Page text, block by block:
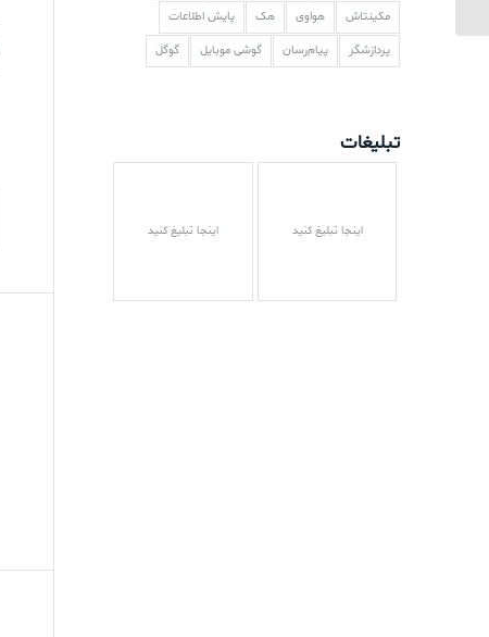
مکینتاش هواوی هک پایش اطلاعات
پردازشگر پیام‌رسان گوشی موبایل گوگل
تبلیغات
اینجا تبلیغ کنید اینجا تبلیغ کنید